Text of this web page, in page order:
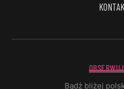
Bądź bliżej